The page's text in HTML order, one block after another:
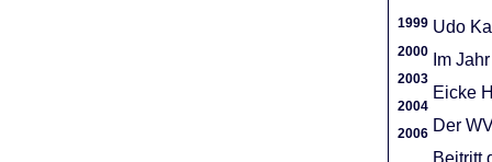
1999
2000
2003
2004
2006
Udo
Im
Eicke
Der
Beitritt